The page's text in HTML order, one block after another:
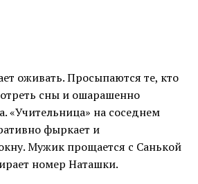
оживать. Просыпаются те, кто
сны и ошарашенно
«Учительница» на соседнем
фыркает и
Мужик прощается с Санькой
номер Наташки.